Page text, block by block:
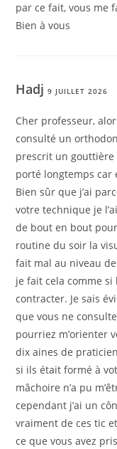
par ce fait, vous me
Bien à vous
Hadj9 JUILLET 2026
Cher professeur,
consulté un
prescrit un gouttière
porté longtemps car
Bien sûr que j’ai
votre technique je
de bout en bout
routine du soir la
fait mal au niveau
je fait cela comme
contracter. Je sais
que vous ne
pourriez m’orienter
dix aines de
si ils était formé à
mâchoire n’a pu
cependant j’ai un
vraiment de ces tic
ce que vous avez